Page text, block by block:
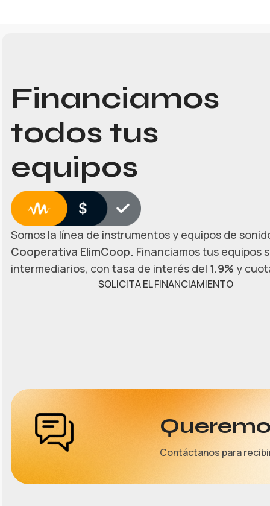
Financiamos
todos tus
equipos
Somos la línea de instrumentos y equipos de
Cooperativa ElimCoop. Financiamos tus equipos
intermediarios, con tasa de interés del 1.9% y
SOLICITA EL FINANCIAMIENTO
Contáctanos para